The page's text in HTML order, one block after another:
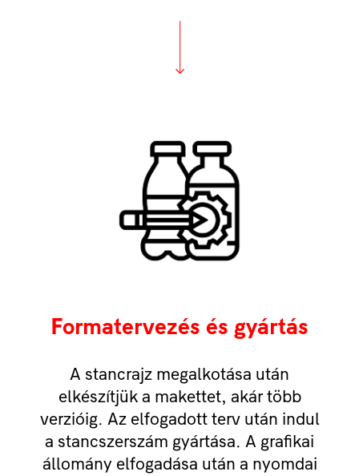
Formatervezés és gyártás
A stancrajz megalkotása után
elkészítjük a makettet, akár több
verzióig. Az elfogadott terv után indul
a stancszerszám gyártása. A grafikai
állomány elfogadása után a nyomdai